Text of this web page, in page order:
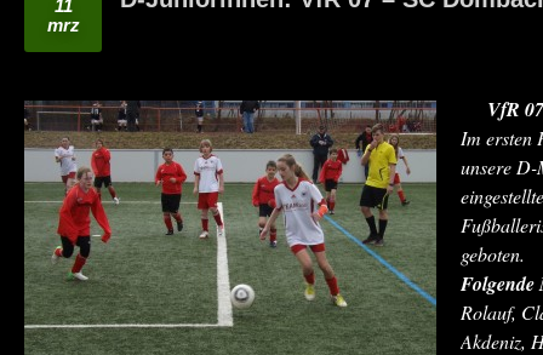
11
mrz
VfR
Im ersten
unsere D-
geboten.
Folgende
Rolauf,
Akdeniz,